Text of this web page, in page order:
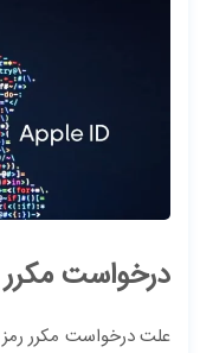
درخواست مکرر